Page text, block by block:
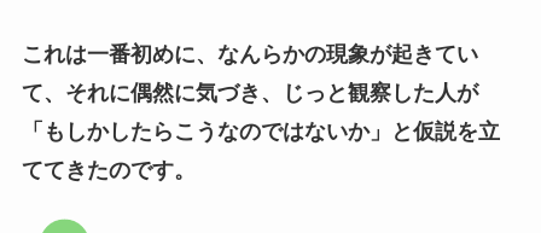
これは一番初めに、なんらかの現象が起きてい
て、それに偶然に気づき、じっと観察した人が
「もしかしたらこうなのではないか」と仮説を立
ててきたのです。